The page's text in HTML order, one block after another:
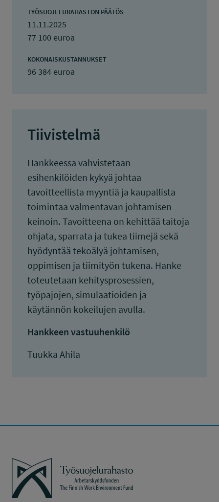
TYÖSUOJELURAHASTON PÄÄTÖS
11.11.2025
77 100 euroa
KOKONAISKUSTANNUKSET
96 384 euroa
Tiivistelmä
Hankkeessa vahvistetaan
esihenkilöiden kykyä johtaa
tavoitteellista myyntiä ja kaupallista
toimintaa valmentavan johtamisen
keinoin. Tavoitteena on kehittää taitoja
ohjata, sparrata ja tukea tiimejä sekä
hyödyntää tekoälyä johtamisen,
oppimisen ja tiimityön tukena. Hanke
toteutetaan kehitysprosessien,
työpajojen, simulaatioiden ja
käytännön kokeilujen avulla.
Hankkeen vastuuhenkilö
Tuukka Ahila
Työsuojelurahasto